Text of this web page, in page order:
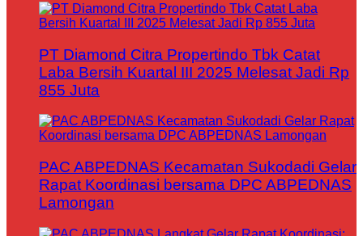
PT Diamond Citra Propertindo Tbk Catat
Laba Bersih Kuartal III 2025 Melesat Jadi Rp
855 Juta
PAC ABPEDNAS Kecamatan Sukodadi Gelar
Rapat Koordinasi bersama DPC ABPEDNAS
Lamongan